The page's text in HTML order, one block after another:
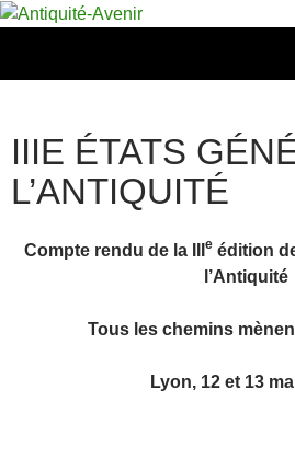
Aller
IIIE ÉTATS
L’ANTIQUITÉ
Compte rendu de la III e édition
l’Antiquité
Tous les chemins
Lyon, 12 et 13